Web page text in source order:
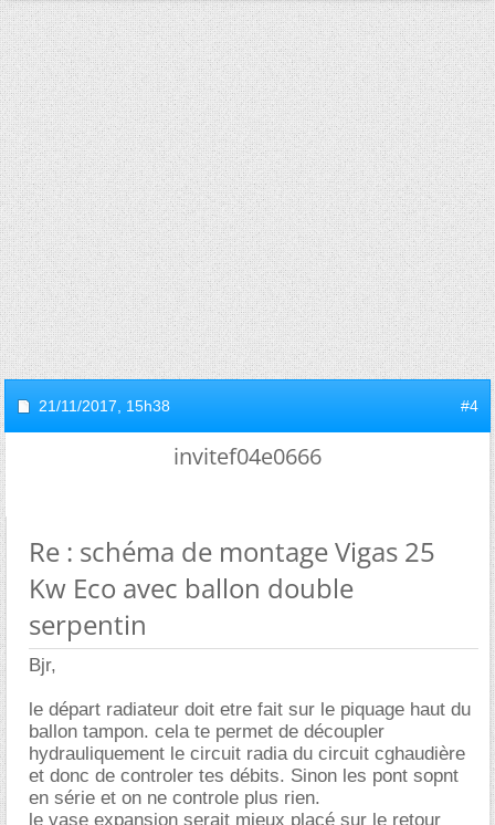
21/11/2017, 15h38 #4
invitef04e0666
Re : schéma de montage Vigas 25
Kw Eco avec ballon double
serpentin
Bjr,
le départ radiateur doit etre fait sur le piquage haut du
ballon tampon. cela te permet de découpler
hydrauliquement le circuit radia du circuit cghaudière
et donc de controler tes débits. Sinon les pont sopnt
en série et on ne controle plus rien.
le vase expansion serait mieux placé sur le retour